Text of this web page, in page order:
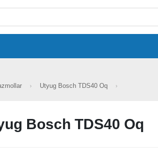
Utyug Bosch TDS40 Oq
Bosch TDS40 Oq